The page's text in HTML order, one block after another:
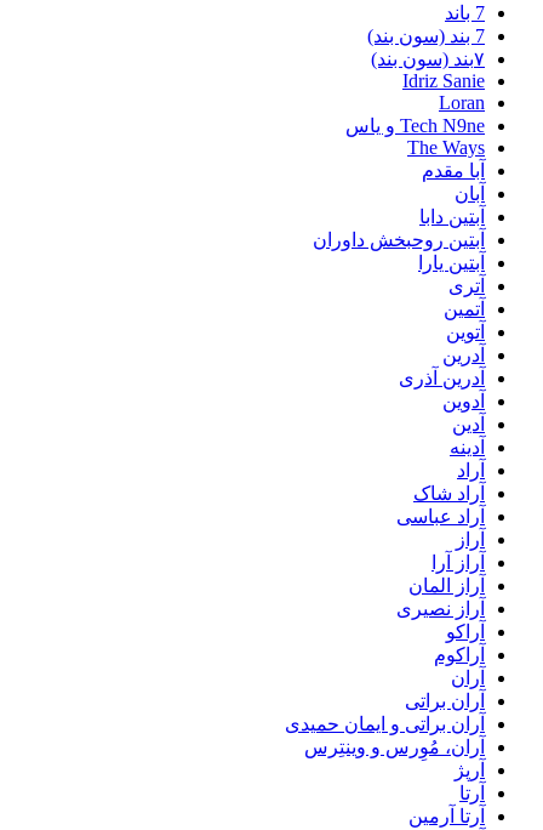
7 باند
7 بند (سون بند)
۷بند (سون بند)
Idriz Sanie
Loran
Tech N9ne و یاس
The Ways
آبا مقدم
آبان
آبتین دابا
آبتین روحبخش داوران
آبتین یارا
آتری
آتمین
آتوین
آدرین
آدرین آذری
آدوین
آدین
آدینه
آراد
آراد شاک
آراد عباسی
آراز
آراز آرا
آراز المان
آراز نصیری
آراکو
آراکوم
آران
آران براتی
آران براتی و ایمان حمیدی
آران، مُوِرس و وینتِرس
آرپژ
آرتا
آرتا آرمین